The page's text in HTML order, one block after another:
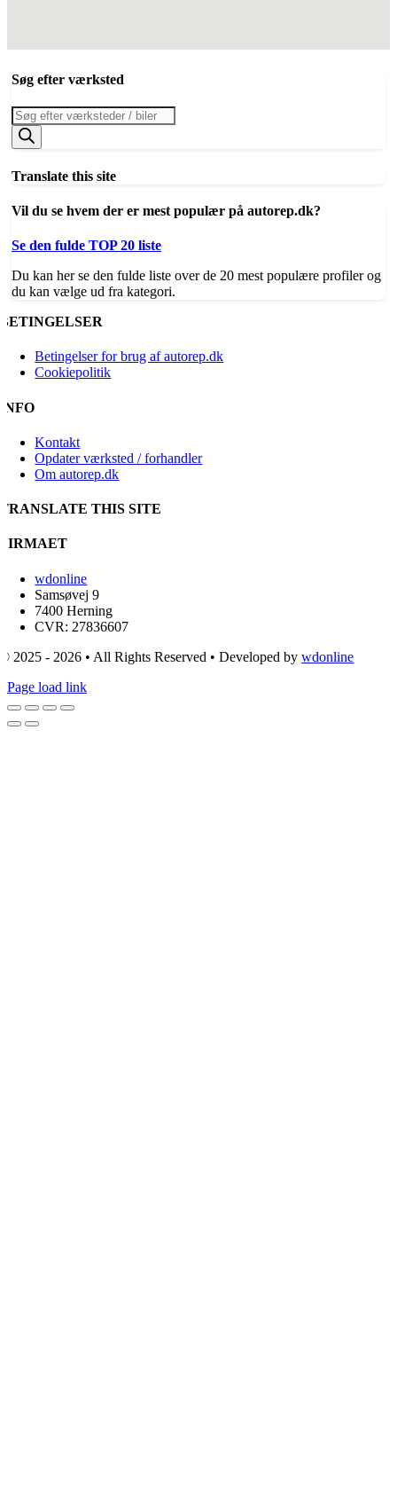
Søg efter værksted
Products
search
Translate this site
Vil du se hvem der er mest populær på autorep.dk?
Se den fulde TOP 20 liste
Du kan her se den fulde liste over de 20 mest populære profiler og
du kan vælge ud fra kategori.
BETINGELSER
Betingelser for brug af autorep.dk
Cookiepolitik
INFO
Kontakt
Opdater værksted / forhandler
Om autorep.dk
TRANSLATE THIS SITE
FIRMAET
wdonline
Samsøvej 9
7400 Herning
CVR: 27836607
© 2025 - 2026 • All Rights Reserved • Developed bywdonline
Page load link